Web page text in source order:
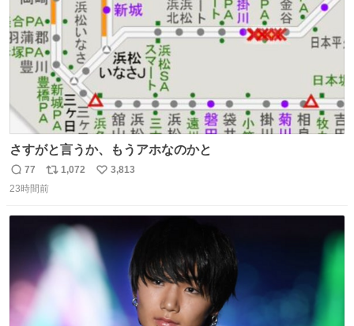
さすがと言うか、もうアホなのかと
返
信
77
リ
ポ
ト
数
1,072
い
3,813
23時間前